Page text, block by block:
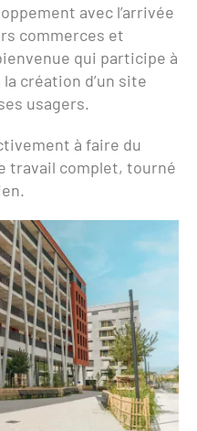
avec l’arrivée
commerces et
qui participe à
création d’un site
usagers.
à faire du
travail complet, tourné